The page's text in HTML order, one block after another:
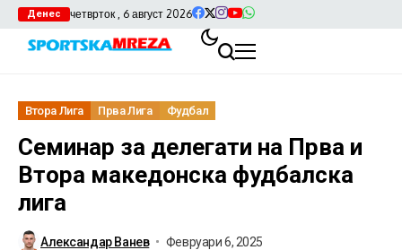
Денес четврток , 6 август 2026
Втора Лига Прва Лига Фудбал
Семинар за делегати на Прва и
Втора македонска фудбалска
лига
Александар Ванев
Февруари 6, 2025